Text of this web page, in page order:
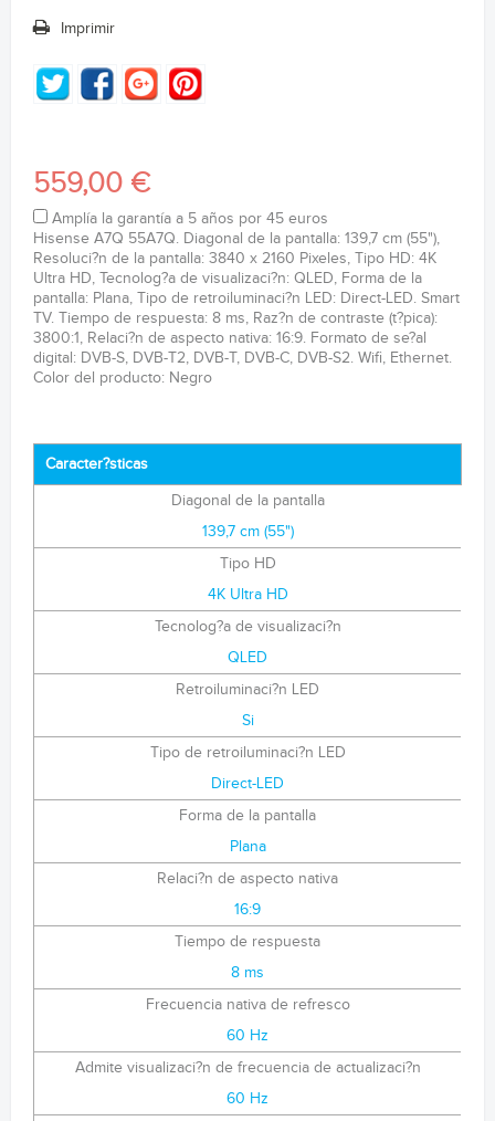
Imprimir
559,00 €
Amplía la garantía a 5 años por 45 euros
Hisense A7Q 55A7Q. Diagonal de la pantalla: 139,7 cm (55"),
Resoluci?n de la pantalla: 3840 x 2160 Pixeles, Tipo HD: 4K
Ultra HD, Tecnolog?a de visualizaci?n: QLED, Forma de la
pantalla: Plana, Tipo de retroiluminaci?n LED: Direct-LED. Smart
TV. Tiempo de respuesta: 8 ms, Raz?n de contraste (t?pica):
3800:1, Relaci?n de aspecto nativa: 16:9. Formato de se?al
digital: DVB-S, DVB-T2, DVB-T, DVB-C, DVB-S2. Wifi, Ethernet.
Color del producto: Negro
Caracter?sticas
Diagonal de la pantalla
139,7 cm (55")
Tipo HD
4K Ultra HD
Tecnolog?a de visualizaci?n
QLED
Retroiluminaci?n LED
Si
Tipo de retroiluminaci?n LED
Direct-LED
Forma de la pantalla
Plana
Relaci?n de aspecto nativa
16:9
Tiempo de respuesta
8 ms
Frecuencia nativa de refresco
60 Hz
Admite visualizaci?n de frecuencia de actualizaci?n
60 Hz